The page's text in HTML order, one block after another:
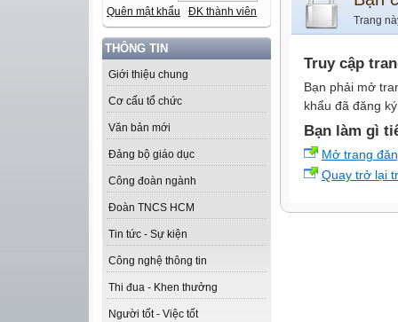
Quên mật khẩu ĐK thành viên
THÔNG TIN
Giới thiệu chung
Cơ cấu tổ chức
Văn bản mới
Đảng bộ giáo dục
Công đoàn ngành
Đoàn TNCS HCM
Tin tức - Sự kiện
Công nghệ thông tin
Thi đua - Khen thưởng
Người tốt - Việc tốt
Trang
Truy cập
Bạn phải mở
khẩu đã đăng
Bạn làm gì
Mở trang
Quay trở lại